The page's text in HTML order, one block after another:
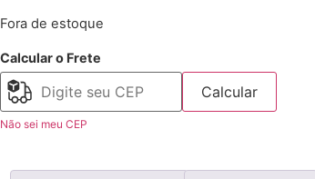
Fora de estoque
Calcular o Frete
Calcular
Não sei meu CEP